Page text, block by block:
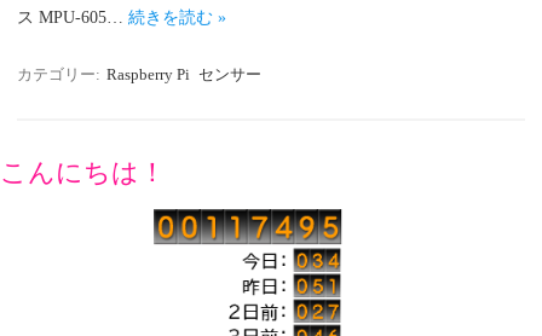
ス MPU-605… 続きを読む »
カテゴリー: Raspberry Pi センサー
こんにちは！